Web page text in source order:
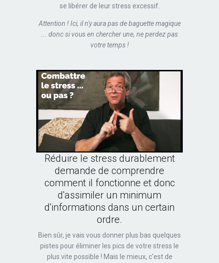
se libérer de leur stress excessif.
Attention ! Ici, il n'y aura pas de baguette magique
... donc si vous en chercher une, ne perdez pas
votre temps !
Réduire le stress durablement
demande de comprendre
comment il fonctionne et donc
d'assimiler un minimum
d'informations dans un certain
ordre.
Bien sûr, je vais vous donner plus bas quelques
pistes pour éliminer les pics de votre stress le
plus vite possible ! Mais le mieux, c'est de